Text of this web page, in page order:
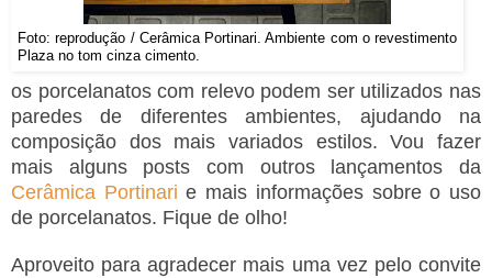
Foto: reprodução / Cerâmica Portinari. Ambiente com o revestimento
Plaza no tom cinza cimento.
os porcelanatos com relevo podem ser utilizados nas
paredes de diferentes ambientes, ajudando na
composição dos mais variados estilos. Vou fazer
mais alguns posts com outros lançamentos da
Cerâmica Portinari e mais informações sobre o uso
de porcelanatos. Fique de olho!
Aproveito para agradecer mais uma vez pelo convite